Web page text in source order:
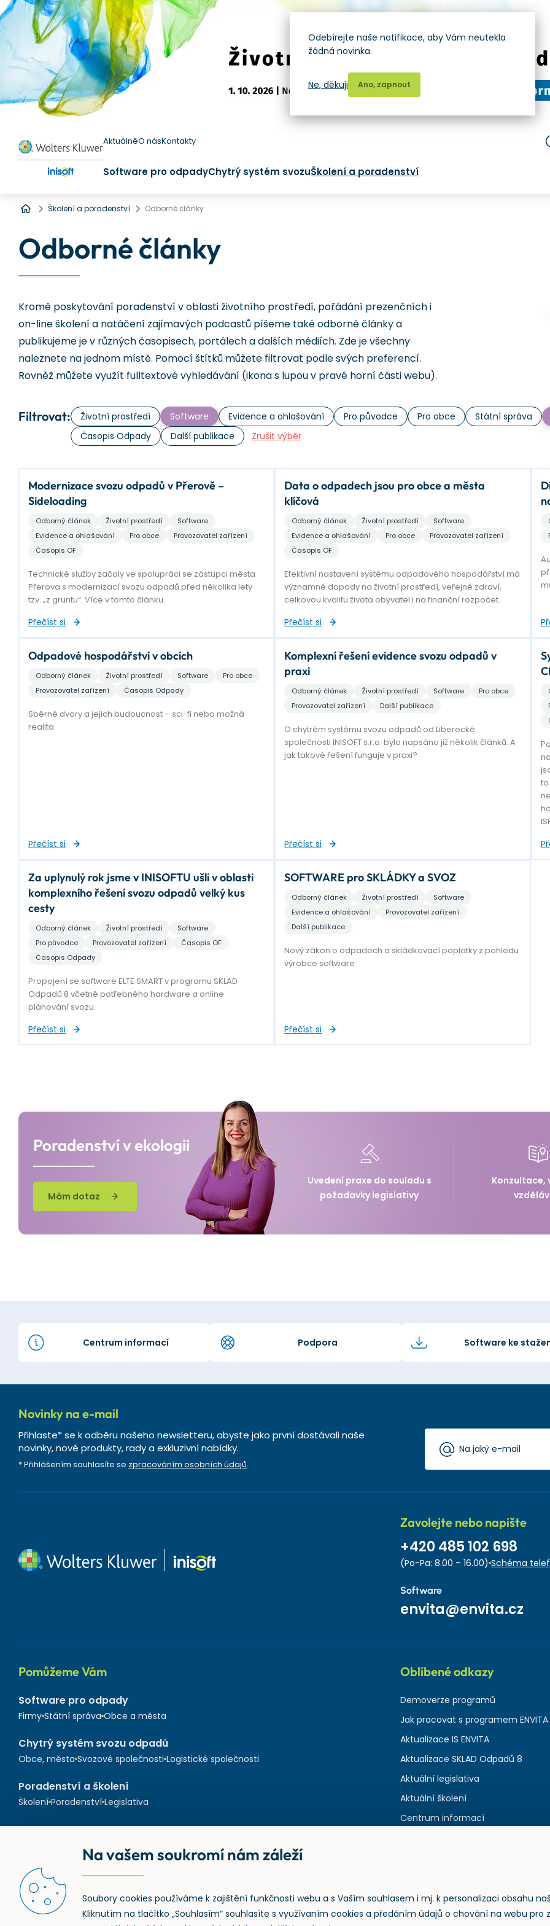
AktuálněO násKontakty
Software pro odpadyChytrý systém svozuŠkolení a poradenství
Úvod
Školení a poradenství Odborné články
Odborné články
Kromě poskytování poradenství v oblasti životního prostředí, pořádání prezenčních i
on-line školení a natáčení zajímavých podcastů píšeme také odborné články a
publikujeme je v různých časopisech, portálech a dalších médiích. Zde je všechny
naleznete na jednom místě. Pomocí štítků můžete filtrovat podle svých preferencí.
Rovněž můžete využít fulltextové vyhledávání (ikona s lupou v pravé horní části webu).
Filtrovat: Životní prostředí Software Evidence a ohlašování Pro původce Pro obce Státní správa
Časopis Odpady
Další publikace Zrušit výběr
Modernizace svozu odpadů v Přerově –
Sideloading
Odborný článek Životní prostředí
Software
Evidence a ohlašování
Pro obce
Provozovatel zařízení
Časopis OF
Technické služby začaly ve spolupráci se zástupci města
Přerova s modernizací svozu odpadů před několika lety
tzv. „z gruntu“. Více v tomto článku.
Přečíst si
Data o odpadech jsou pro obce a města
klíčová
Odborný článek Životní prostředí
Software
Evidence a ohlašování
Pro obce
Provozovatel zařízení
Časopis OF
Efektivní nastavení systému odpadového hospodářství má
významné dopady na životní prostředí, veřejné zdraví,
celkovou kvalitu života obyvatel i na finanční rozpočet.
Přečíst si
Odpadové hospodářství v obcích
Odborný článek Životní prostředí Software
Pro obce
Provozovatel zařízení
Časopis Odpady
Sběrné dvory a jejich budoucnost – sci-fi nebo možná
realita
Přečíst si
Komplexní řešení evidence svozu odpadů v
praxi
Odborný článek Životní prostředí Software
Pro obce
Provozovatel zařízení
Další publikace
O chytrém systému svozu odpadů od Liberecké
společnosti INISOFT s.r.o. bylo napsáno již několik článků. A
jak takové řešení funguje v praxi?
Přečíst si
Za uplynulý rok jsme v INISOFTU ušli v oblasti
komplexního řešení svozu odpadů velký kus
cesty
Odborný článek Životní prostředí
Software
Pro původce
Provozovatel zařízení
Časopis OF
Časopis Odpady
Propojení se software ELTE SMART v programu SKLAD
Odpadů 8 včetně potřebného hardware a online
plánování svozu.
Přečíst si
SOFTWARE pro SKLÁDKY a SVOZ
Odborný článek Životní prostředí
Software
Evidence a ohlašování
Provozovatel zařízení
Další publikace
Nový zákon o odpadech a skládkovací poplatky z pohledu
výrobce software
Přečíst si
Poradenství v ekologii
Mám dotaz
Uvedení praxe do souladu s
požadavky legislativy
Konzultace,
Centrum informací Podpora Software ke
Novinky na e-mail
Přihlaste* se k odběru našeho newsletteru, abyste jako první dostávali naše
novinky, nové produkty, rady a exkluzivní nabídky.
* Přihlášením souhlasíte se zpracováním osobních údajů.
Zavolejte nebo napište
+420 485 102 698
(Po-Pa: 8.00 – 16.00) Schéma
Software
envita@envita.cz
Pomůžeme Vám
Software pro odpady
Firmy Státní správa Obce a města
Chytrý systém svozu odpadů
Obce, města Svozové společnosti Logistické společnosti
Poradenství a školení
Školení Poradenství Legislativa
Oblíbené odkazy
Demoverze programů
Jak pracovat s programem ENVITA
Aktualizace IS ENVITA
Aktualizace SKLAD Odpadů 8
Aktuální legislativa
Aktuální školení
Centrum informací
Odebírejte naše notifikace, aby Vám neutekla
žádná novinka.
Ano, zapnout
Ne, děkuji
Na vašem soukromí nám záleží
Soubory cookies používáme k zajištění funkčnosti webu a s Vaším souhlasem i mj. k personalizaci obsahu
Kliknutím na tlačítko „Souhlasím“ souhlasíte s využívaním cookies a předáním údajů o chování na webu pro